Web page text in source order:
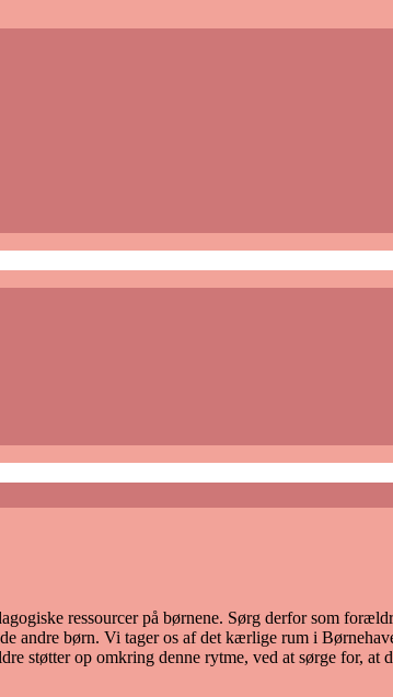
ressourcer på børnene. Sørg derfor som
andre børn. Vi tager os af det kærlige rum i
støtter op omkring denne rytme, ved at sørge for,